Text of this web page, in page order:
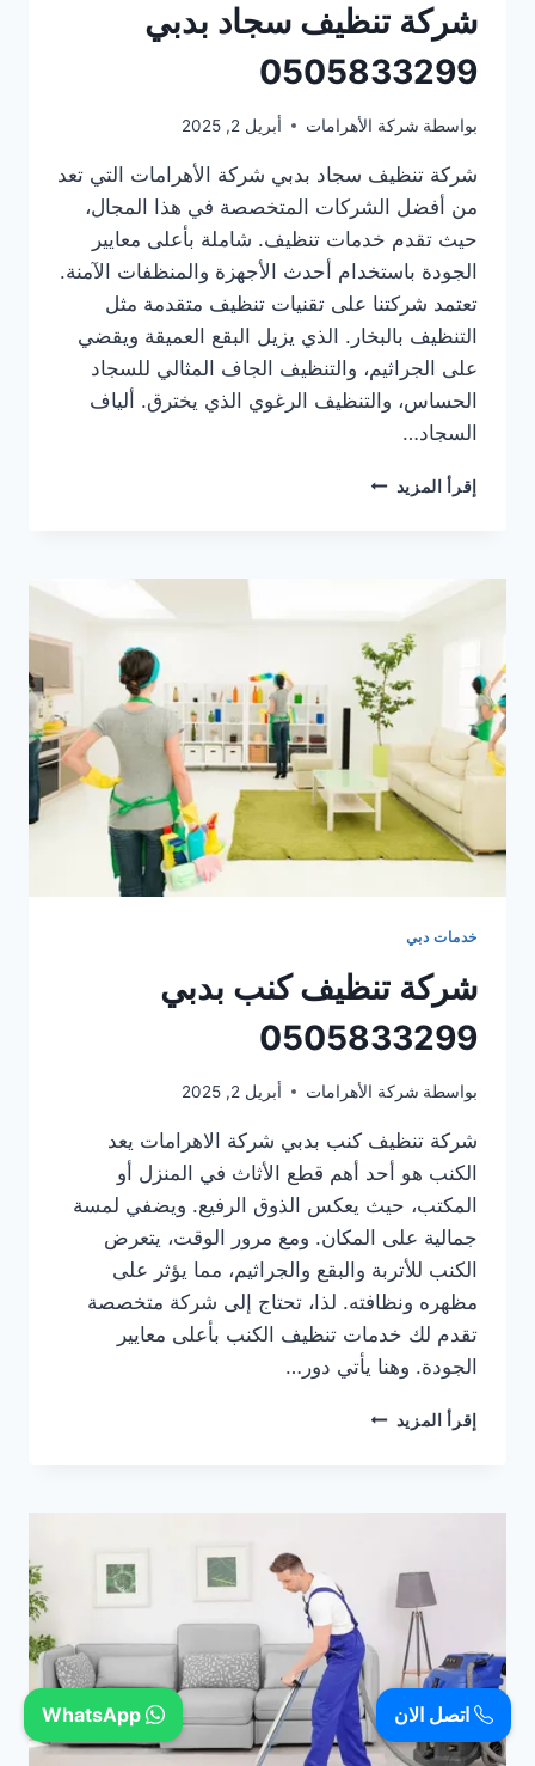
شركة تنظيف سجاد بدبي
0505833299
بواسطة شركة الأهرامات أبريل 2, 2025
شركة تنظيف سجاد بدبي شركة الأهرامات التي تعد
من أفضل الشركات المتخصصة في هذا المجال،
حيث تقدم خدمات تنظيف. شاملة بأعلى معايير
الجودة باستخدام أحدث الأجهزة والمنظفات الآمنة.
تعتمد شركتنا على تقنيات تنظيف متقدمة مثل
التنظيف بالبخار. الذي يزيل البقع العميقة ويقضي
على الجراثيم، والتنظيف الجاف المثالي للسجاد
الحساس، والتنظيف الرغوي الذي يخترق. ألياف
السجاد…
إقرأ المزيد شركة
خدمات دبي
شركة تنظيف كنب بدبي
0505833299
بواسطة شركة الأهرامات أبريل 2, 2025
شركة تنظيف كنب بدبي شركة الاهرامات يعد
الكنب هو أحد أهم قطع الأثاث في المنزل أو
المكتب، حيث يعكس الذوق الرفيع. ويضفي لمسة
جمالية على المكان. ومع مرور الوقت، يتعرض
الكنب للأتربة والبقع والجراثيم، مما يؤثر على
مظهره ونظافته. لذا، تحتاج إلى شركة متخصصة
تقدم لك خدمات تنظيف الكنب بأعلى معايير
الجودة. وهنا يأتي دور…
إقرأ المزيد شركة
اتصل الان